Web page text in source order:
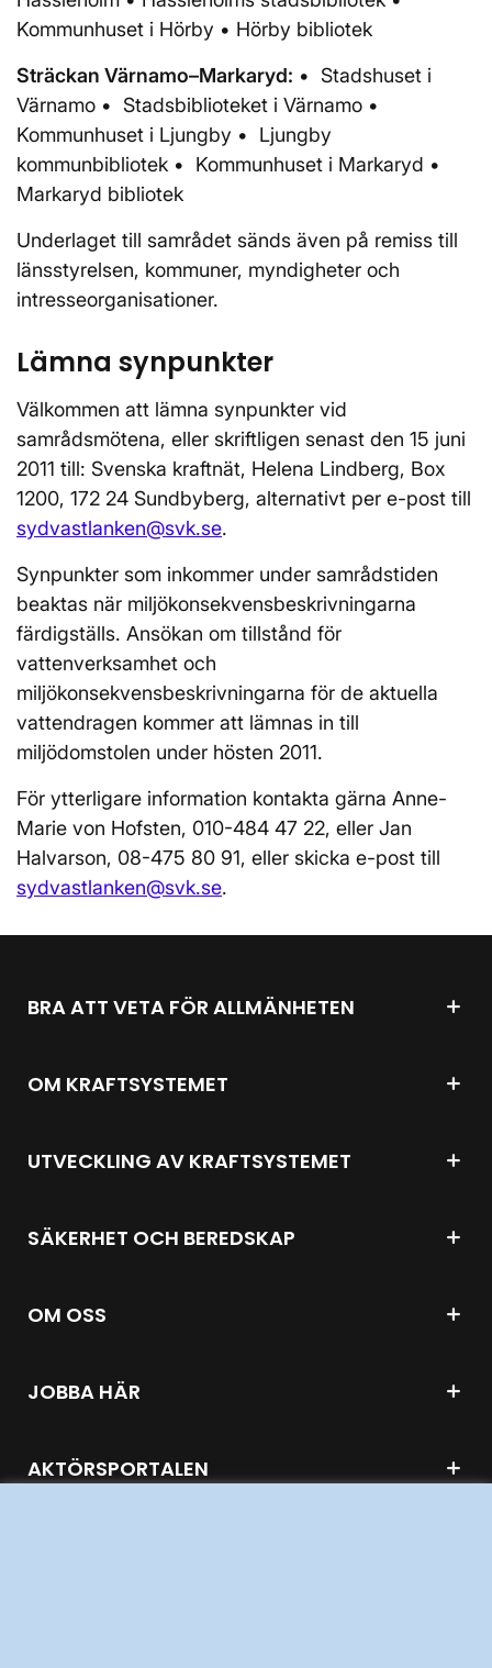
Kommunhuset i Hörby • Hörby bibliotek
Sträckan Värnamo–Markaryd: • Stadshuset i
Värnamo • Stadsbiblioteket i Värnamo •
Kommunhuset i Ljungby • Ljungby
kommunbibliotek • Kommunhuset i Markaryd •
Markaryd bibliotek
Underlaget till samrådet sänds även på remiss till
länsstyrelsen, kommuner, myndigheter och
intresseorganisationer.
Lämna synpunkter
Välkommen att lämna synpunkter vid
samrådsmötena, eller skriftligen senast den 15 juni
2011 till: Svenska kraftnät, Helena Lindberg, Box
1200, 172 24 Sundbyberg, alternativt per e-post till
sydvastlanken@svk.se.
Synpunkter som inkommer under samrådstiden
beaktas när miljökonsekvensbeskrivningarna
färdigställs. Ansökan om tillstånd för
vattenverksamhet och
miljökonsekvensbeskrivningarna för de aktuella
vattendragen kommer att lämnas in till
miljödomstolen under hösten 2011.
För ytterligare information kontakta gärna Anne-
Marie von Hofsten, 010-484 47 22, eller Jan
Halvarson, 08-475 80 91, eller skicka e-post till
sydvastlanken@svk.se.
BRA ATT VETA FÖR ALLMÄNHETEN
OM KRAFTSYSTEMET
UTVECKLING AV KRAFTSYSTEMET
SÄKERHET OCH BEREDSKAP
OM OSS
JOBBA HÄR
AKTÖRSPORTALEN